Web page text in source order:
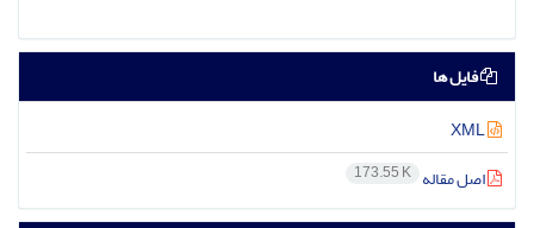
فایل ها
اصل مقاله 173.55 K